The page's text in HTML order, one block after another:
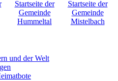
und der Welt